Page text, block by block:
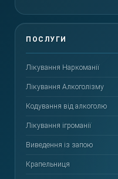
Лікування Наркоманії
Лікування Алкоголізму
Кодування від алкоголю
Лікування ігроманії
Виведення із запою
Крапельниця